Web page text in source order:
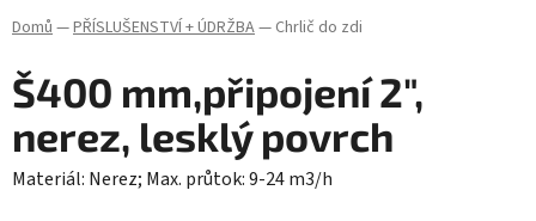
Domů—PŘÍSLUŠENSTVÍ + ÚDRŽBA— Chrlič do zdi
Š400 mm,připojení 2",
nerez, lesklý povrch
Materiál: Nerez; Max. průtok: 9-24 m3/h